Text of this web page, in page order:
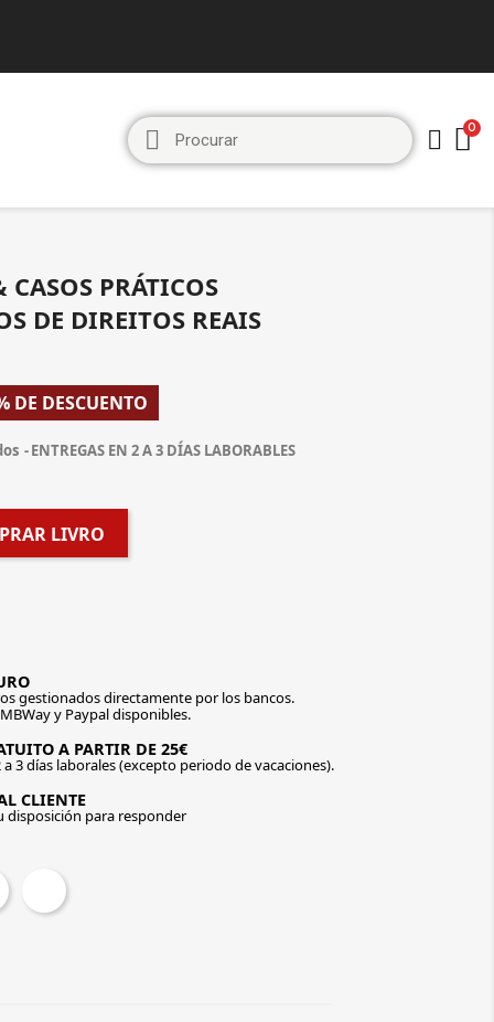
PRÁTICOS
DE DIREITOS REAIS
DE DESCUENTO
ENTREGAS EN 2 A 3 DÍAS LABORABLES
LIVRO
gestionados directamente por los bancos.
y Paypal disponibles.
A PARTIR DE 25€
3 días laborales (excepto periodo de vacaciones).
CLIENTE
disposición para responder